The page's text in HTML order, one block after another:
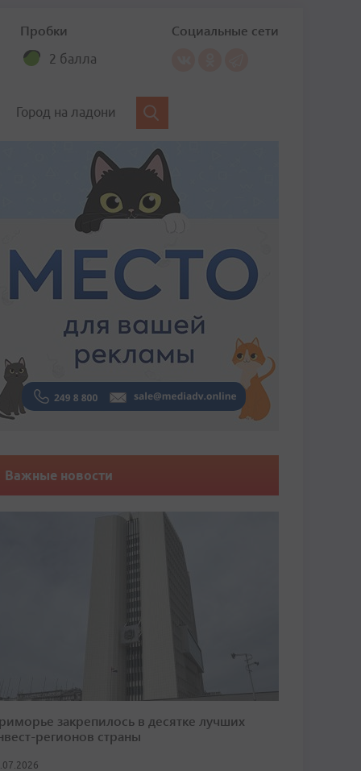
Пробки
2 балла
Социальные сети
Город на ладони
Важные новости
закрепилось в десятке лучших
регионов страны